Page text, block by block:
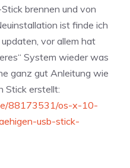
brennen und von
ist finde ich
vor allem hat
System wieder was
ganz gut Anleitung wie
Stick erstellt:
88173531/os-x-10-
usb-stick-